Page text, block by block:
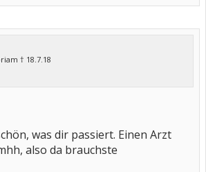
† 18.7.18
was dir passiert. Einen Arzt
also da brauchste